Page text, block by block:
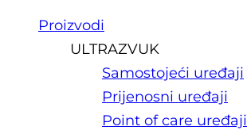
Proizvodi
ULTRAZVUK
Samostojeći uređaji
Prijenosni uređaji
Point of care uređaji